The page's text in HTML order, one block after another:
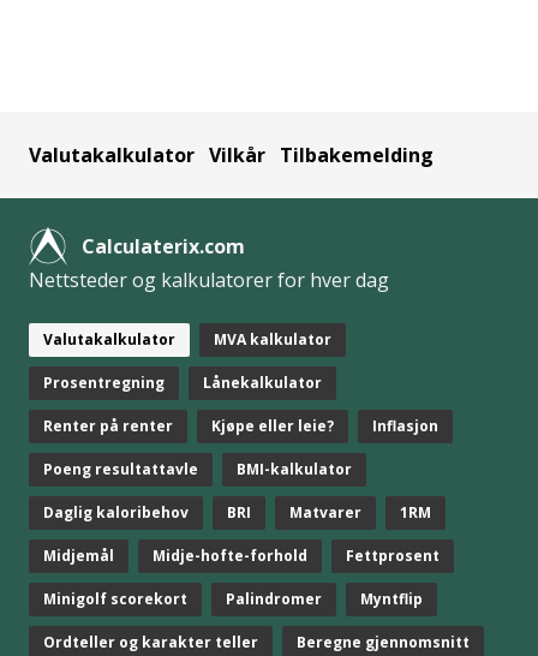
Valutakalkulator Vilkår Tilbakemelding
Calculaterix.com
Nettsteder og kalkulatorer for hver dag
Valutakalkulator MVA kalkulator
Prosentregning Lånekalkulator
Renter på renter Kjøpe eller leie? Inflasjon
Poeng resultattavle BMI-kalkulator
Daglig kaloribehov BRI Matvarer 1RM
Midjemål Midje-hofte-forhold Fettprosent
Minigolf scorekort Palindromer Myntflip
Ordteller og karakter teller Beregne gjennomsnitt